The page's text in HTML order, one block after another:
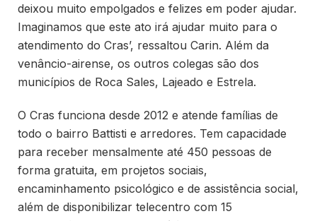
deixou muito empolgados e felizes em poder ajudar.
Imaginamos que este ato irá ajudar muito para o
atendimento do Cras’, ressaltou Carin. Além da
venâncio-airense, os outros colegas são dos
municípios de Roca Sales, Lajeado e Estrela.
O Cras funciona desde 2012 e atende famílias de
todo o bairro Battisti e arredores. Tem capacidade
para receber mensalmente até 450 pessoas de
forma gratuita, em projetos sociais,
encaminhamento psicológico e de assistência social,
além de disponibilizar telecentro com 15